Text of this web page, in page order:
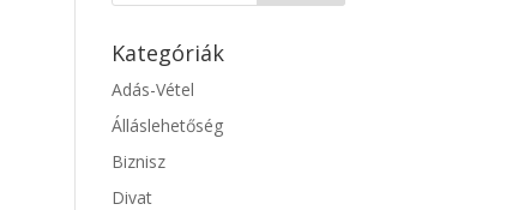
Kategóriák
Adás-Vétel
Álláslehetőség
Biznisz
Divat